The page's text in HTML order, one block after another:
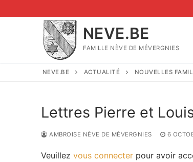
au
NEVE.BE
FAMILLE NÈVE DE MÉVERGNIES
NEVE.BE ACTUALITÉ NOUVELLES
Lettres Pierre et
AMBROISE NÈVE DE MÉVERGNIES 6
Veuillez vous connecter pour avoir